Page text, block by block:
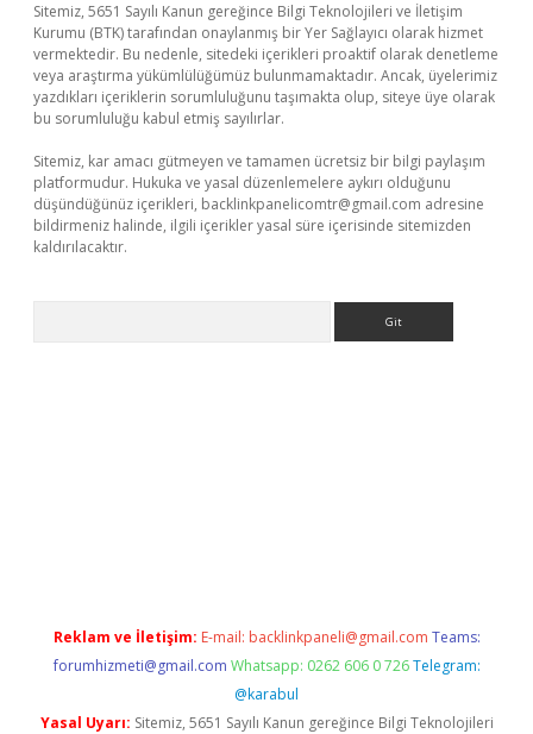
Sitemiz, 5651 Sayılı Kanun gereğince Bilgi Teknolojileri ve İletişim
Kurumu (BTK) tarafından onaylanmış bir Yer Sağlayıcı olarak hizmet
vermektedir. Bu nedenle, sitedeki içerikleri proaktif olarak denetleme
veya araştırma yükümlülüğümüz bulunmamaktadır. Ancak, üyelerimiz
yazdıkları içeriklerin sorumluluğunu taşımakta olup, siteye üye olarak
bu sorumluluğu kabul etmiş sayılırlar.
Sitemiz, kar amacı gütmeyen ve tamamen ücretsiz bir bilgi paylaşım
platformudur. Hukuka ve yasal düzenlemelere aykırı olduğunu
düşündüğünüz içerikleri, backlinkpanelicomtr@gmail.com adresine
bildirmeniz halinde, ilgili içerikler yasal süre içerisinde sitemizden
kaldırılacaktır.
Reklam ve İletişim: E-mail: backlinkpaneli@gmail.com Teams:
forumhizmeti@gmail.com Whatsapp: 0262 606 0 726 Telegram:
@karabul
Yasal Uyarı: Sitemiz, 5651 Sayılı Kanun gereğince Bilgi Teknolojileri